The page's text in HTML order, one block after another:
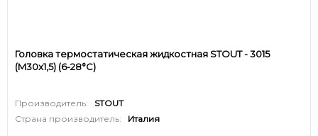
Головка термостатическая жидкостная STOUT - 3015
(M30x1,5) (6-28°C)
Производитель:
STOUT
Страна производитель:
Италия